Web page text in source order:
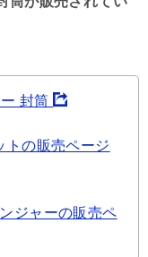
封筒
トの販売ページ
ジャーの販売ペ